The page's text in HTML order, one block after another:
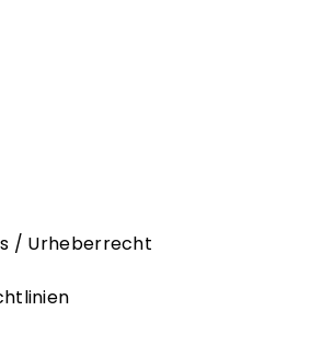
/ Urheberrecht